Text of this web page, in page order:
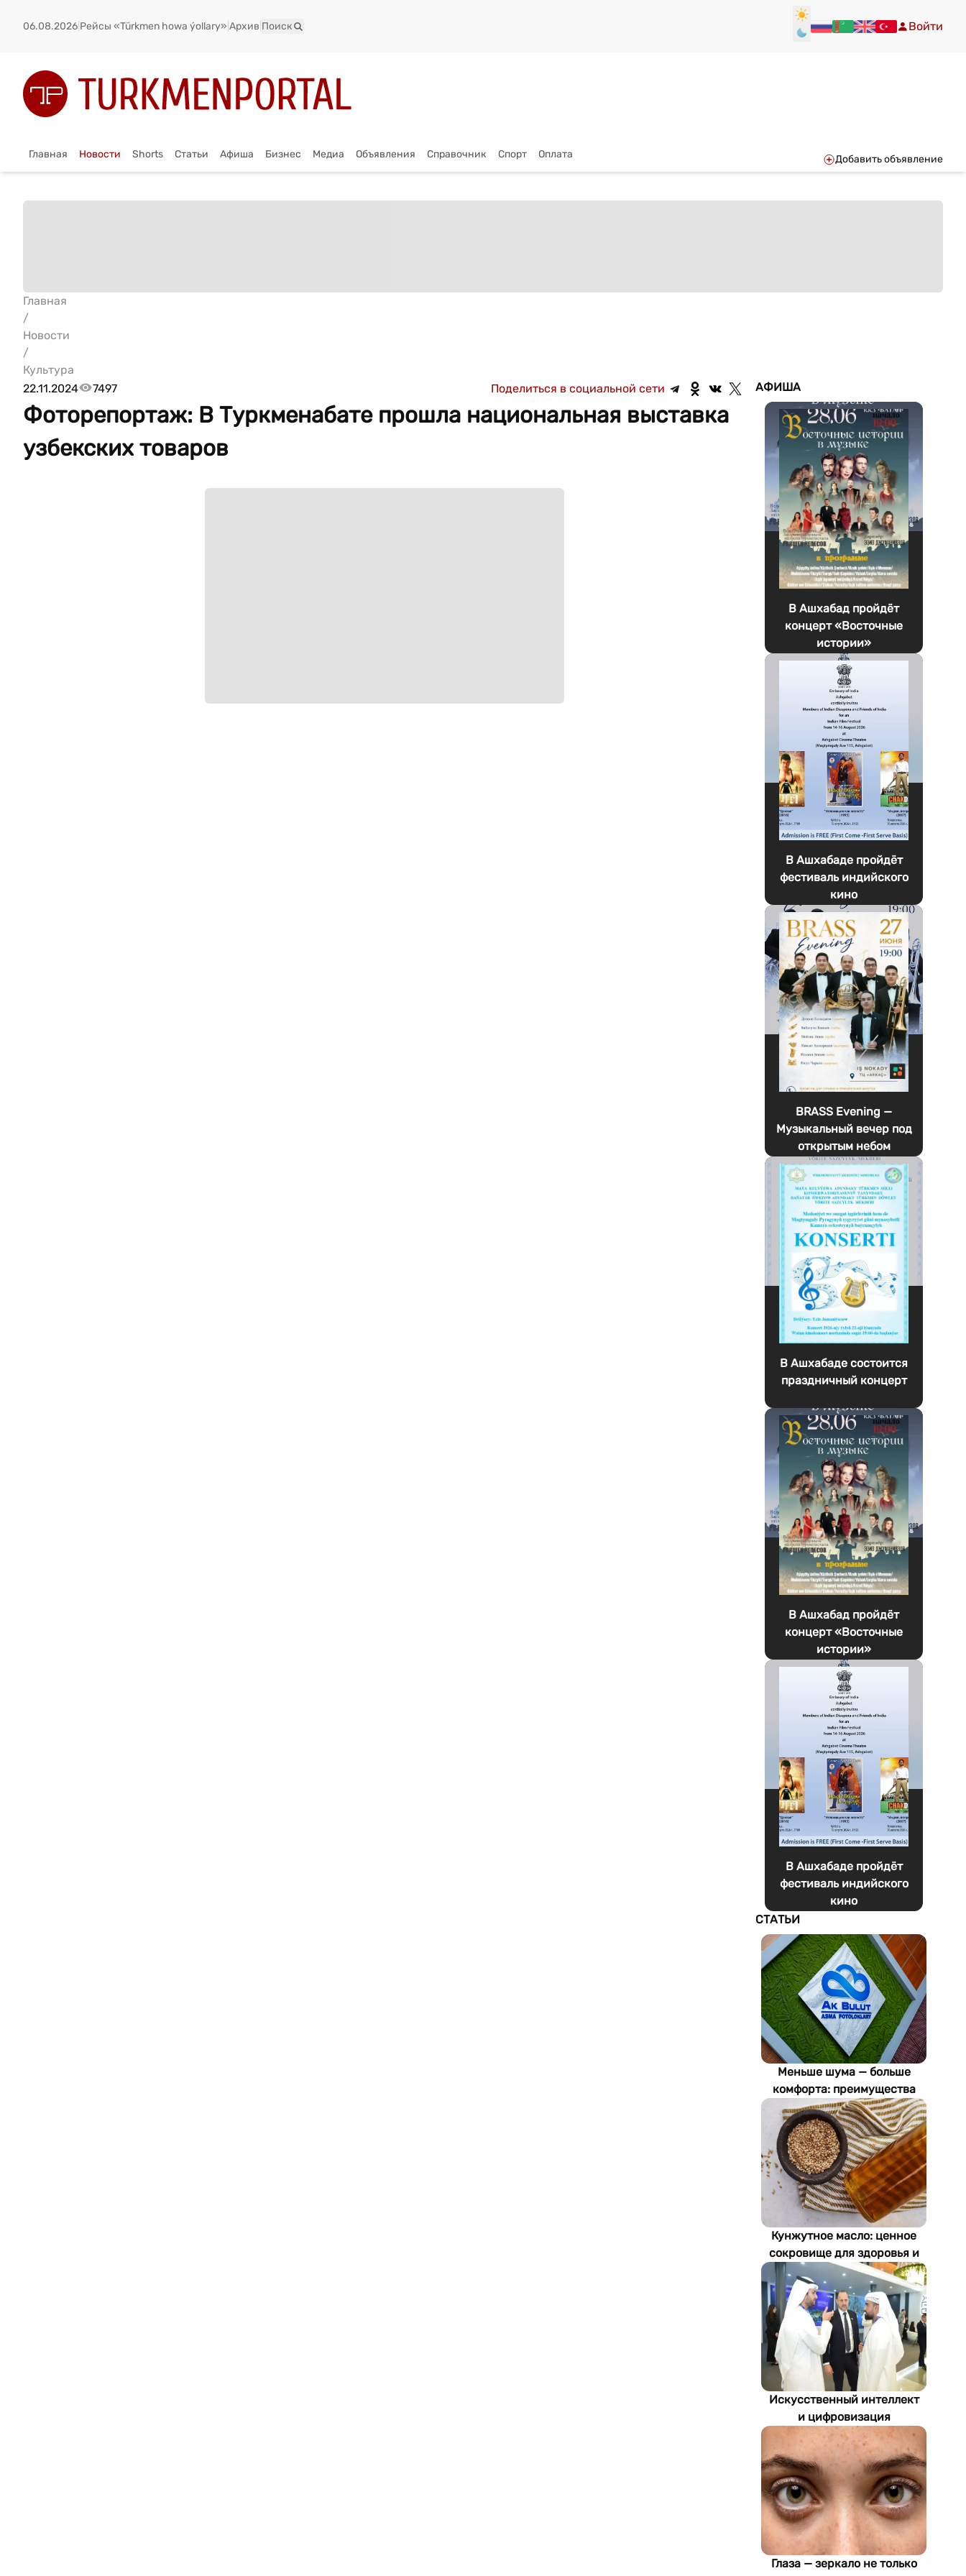
06.08.2026 Рейсы «Türkmen howa ýollary» Архив Поиск Войти
Главная Новости Shorts Статьи Афиша Бизнес Медиа Объявления Справочник Спорт Оплата Добавить объявление
Главная
/
Новости
/
Культура
22.11.2024
7497 Поделиться в социальной сети
Фоторепортаж: В Туркменабате прошла национальная выставка
узбекских товаров
АФИША
В Ашхабад пройдёт
концерт «Восточные
истории»
В Ашхабаде пройдёт
фестиваль индийского
кино
BRASS Evening —
Музыкальный вечер под
открытым небом
В Ашхабаде состоится
праздничный концерт
В Ашхабад пройдёт
концерт «Восточные
истории»
В Ашхабаде пройдёт
фестиваль индийского
кино
СТАТЬИ
Меньше шума — больше
комфорта: преимущества
акустических потолков Ak
Bulut
Кунжутное масло: ценное
сокровище для здоровья и
экономики Туркменистана
Искусственный интеллект
и цифровизация
определяют будущее
энергетики
Туркменистана
Глаза — зеркало не только